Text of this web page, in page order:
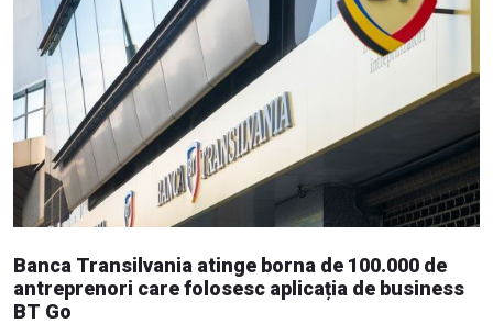
Banca Transilvania atinge borna de 100.000 de
antreprenori care folosesc aplicația de business
BT Go